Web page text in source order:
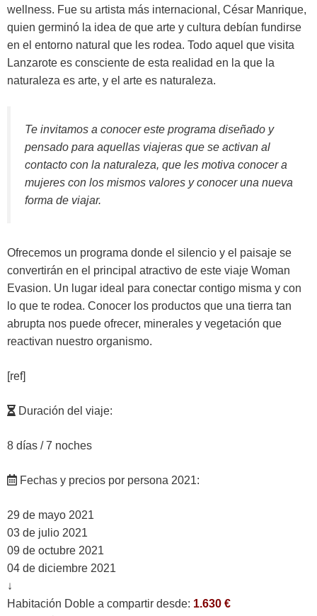
wellness. Fue su artista más internacional, César Manrique,
quien germinó la idea de que arte y cultura debían fundirse
en el entorno natural que les rodea. Todo aquel que visita
Lanzarote es consciente de esta realidad en la que la
naturaleza es arte, y el arte es naturaleza.
Te invitamos a conocer este programa diseñado y
pensado para aquellas viajeras que se activan al
contacto con la naturaleza, que les motiva conocer a
mujeres con los mismos valores y conocer una nueva
forma de viajar.
Ofrecemos un programa donde el silencio y el paisaje se
convertirán en el principal atractivo de este viaje Woman
Evasion. Un lugar ideal para conectar contigo misma y con
lo que te rodea. Conocer los productos que una tierra tan
abrupta nos puede ofrecer, minerales y vegetación que
reactivan nuestro organismo.
[ref]
Duración del viaje:
8 días / 7 noches
Fechas y precios por persona 2021:
29 de mayo 2021
03 de julio 2021
09 de octubre 2021
04 de diciembre 2021
↓
Habitación Doble a compartir desde: 1.630 €